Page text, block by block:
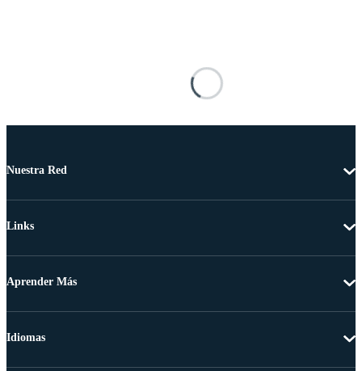
Nuestra Red
Links
Aprender Más
Idiomas